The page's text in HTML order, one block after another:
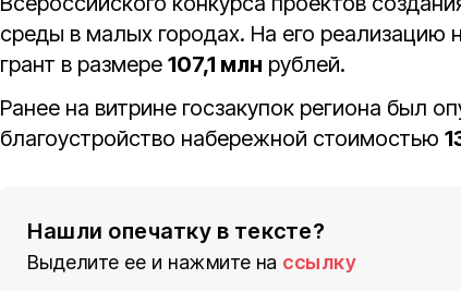
среды в малых городах. На его реализацию
грант в размере 107,1 млн рублей.
Ранее на витрине госзакупок региона был
благоустройство набережной стоимостью
Нашли опечатку в тексте?
Выделите ее и нажмите на ссылку